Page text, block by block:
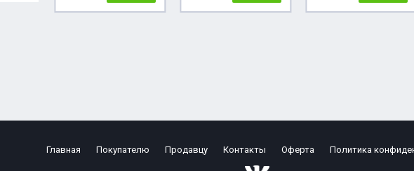
Главная Покупателю Продавцу Контакты Оферта Политика